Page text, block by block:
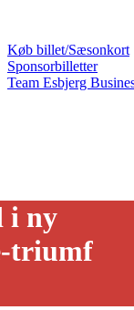
Køb billet/Sæsonkort
Sponsorbilletter
Team Esbjerg
i ny
triumf